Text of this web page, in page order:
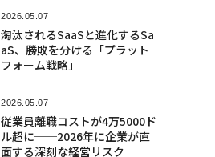
2026.05.07
淘汰されるSaaSと進化するSa
aS、勝敗を分ける「プラット
フォーム戦略」
2026.05.07
従業員離職コストが4万5000ド
ル超に──2026年に企業が直
面する深刻な経営リスク